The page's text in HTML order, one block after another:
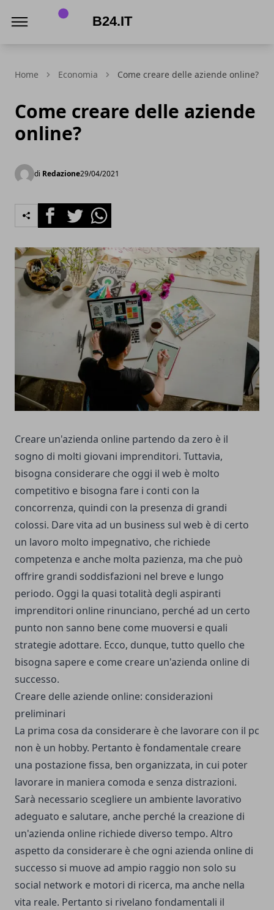
Home Economia Come creare delle aziende online?
Come creare delle aziende
online?
di Redazione29/04/2021
FacebookTwitterWhatsapp
Creare un'azienda online partendo da zero è il
sogno di molti giovani imprenditori. Tuttavia,
bisogna considerare che oggi il web è molto
competitivo e bisogna fare i conti con la
concorrenza, quindi con la presenza di grandi
colossi. Dare vita ad un business sul web è di certo
un lavoro molto impegnativo, che richiede
competenza e anche molta pazienza, ma che può
offrire grandi soddisfazioni nel breve e lungo
periodo. Oggi la quasi totalità degli aspiranti
imprenditori online rinunciano, perché ad un certo
punto non sanno bene come muoversi e quali
strategie adottare. Ecco, dunque, tutto quello che
bisogna sapere e come creare un'azienda online di
successo.
Creare delle aziende online: considerazioni
preliminari
La prima cosa da considerare è che lavorare con il pc
non è un hobby. Pertanto è fondamentale creare
una postazione fissa, ben organizzata, in cui poter
lavorare in maniera comoda e senza distrazioni.
Sarà necessario scegliere un ambiente lavorativo
adeguato e salutare, anche perché la creazione di
un'azienda online richiede diverso tempo. Altro
aspetto da considerare è che ogni azienda online di
successo si muove ad ampio raggio non solo su
social network e motori di ricerca, ma anche nella
vita reale. Pertanto si rivelano fondamentali il